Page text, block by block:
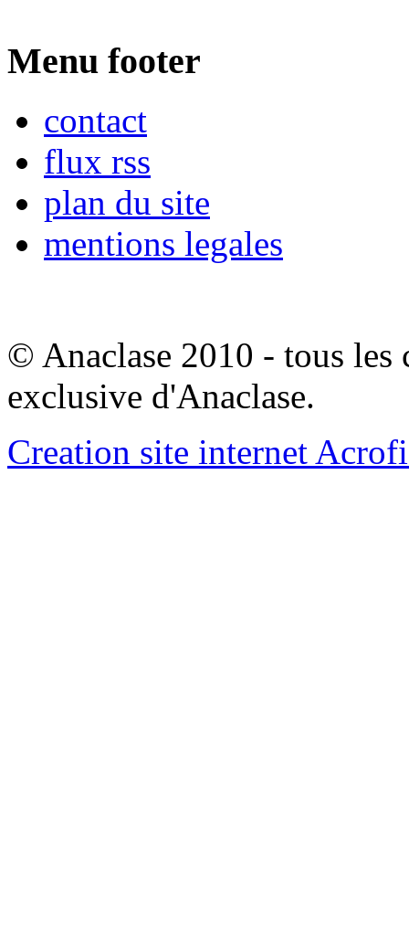
Menu footer
contact
flux rss
plan du site
mentions legales
© Anaclase 2010 - tous les
exclusive d'Anaclase.
Creation site internet